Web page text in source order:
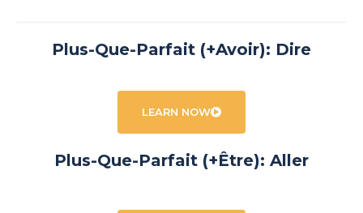
Plus-Que-Parfait (+Avoir): Dire
LEARN NOW
Plus-Que-Parfait (+Être): Aller